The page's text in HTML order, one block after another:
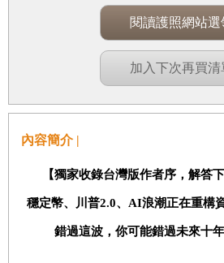
閱讀護照網站選
加入下次再買清
內容簡介 |
【獨家收錄台灣版作者序，解答
穩定幣、川普2.0、 AI浪潮正在重構
錯過這波，你可能錯過未來十